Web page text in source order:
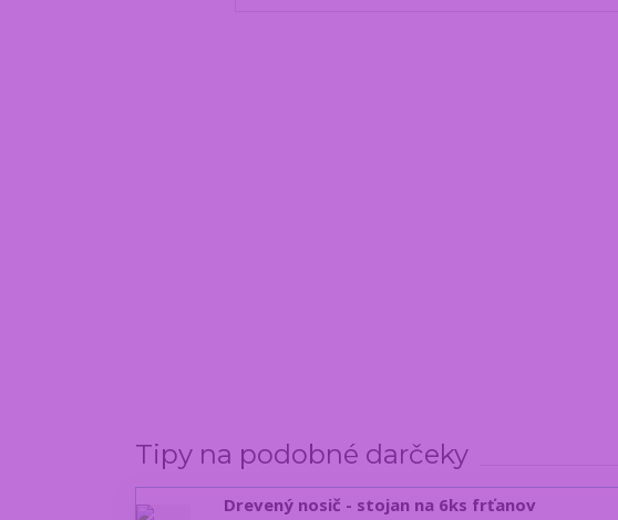
Tipy na podobné darčeky
Drevený nosič - stojan na 6ks frťanov